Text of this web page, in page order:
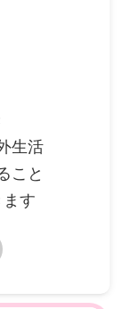
生活
こと
す